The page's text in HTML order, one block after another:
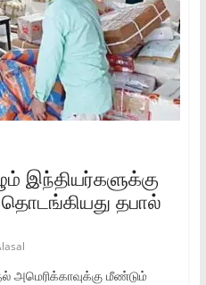
இந்தியர்களுக்கு
தபால்
அமெரிக்காவுக்கு மீண்டும்